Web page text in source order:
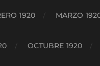
1920 MARZO
OCTUBRE 1920